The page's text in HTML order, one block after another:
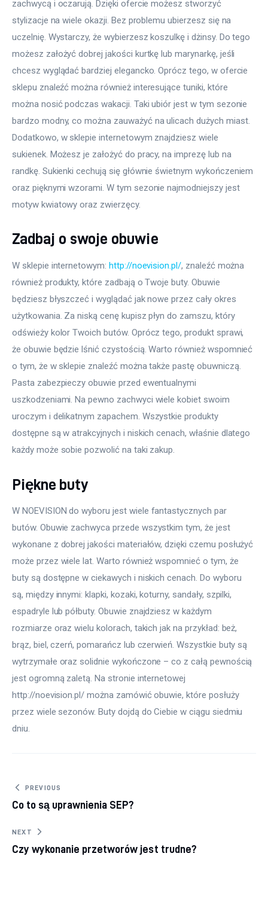
zachwycą i oczarują. Dzięki ofercie możesz stworzyć
stylizacje na wiele okazji. Bez problemu ubierzesz się na
uczelnię. Wystarczy, że wybierzesz koszulkę i dżinsy. Do tego
możesz założyć dobrej jakości kurtkę lub marynarkę, jeśli
chcesz wyglądać bardziej elegancko. Oprócz tego, w ofercie
sklepu znaleźć można również interesujące tuniki, które
można nosić podczas wakacji. Taki ubiór jest w tym sezonie
bardzo modny, co można zauważyć na ulicach dużych miast.
Dodatkowo, w sklepie internetowym znajdziesz wiele
sukienek. Możesz je założyć do pracy, na imprezę lub na
randkę. Sukienki cechują się głównie świetnym wykończeniem
oraz pięknymi wzorami. W tym sezonie najmodniejszy jest
motyw kwiatowy oraz zwierzęcy.
Zadbaj o swoje obuwie
W sklepie internetowym: http://noevision.pl/, znaleźć można
również produkty, które zadbają o Twoje buty. Obuwie
będziesz błyszczeć i wyglądać jak nowe przez cały okres
użytkowania. Za niską cenę kupisz płyn do zamszu, który
odświeży kolor Twoich butów. Oprócz tego, produkt sprawi,
że obuwie będzie lśnić czystością. Warto również wspomnieć
o tym, że w sklepie znaleźć można także pastę obuwniczą.
Pasta zabezpieczy obuwie przed ewentualnymi
uszkodzeniami. Na pewno zachwyci wiele kobiet swoim
uroczym i delikatnym zapachem. Wszystkie produkty
dostępne są w atrakcyjnych i niskich cenach, właśnie dlatego
każdy może sobie pozwolić na taki zakup.
Piękne buty
W NOEVISION do wyboru jest wiele fantastycznych par
butów. Obuwie zachwyca przede wszystkim tym, że jest
wykonane z dobrej jakości materiałów, dzięki czemu posłużyć
może przez wiele lat. Warto również wspomnieć o tym, że
buty są dostępne w ciekawych i niskich cenach. Do wyboru
są, między innymi: klapki, kozaki, koturny, sandały, szpilki,
espadryle lub półbuty. Obuwie znajdziesz w każdym
rozmiarze oraz wielu kolorach, takich jak na przykład: beż,
brąz, biel, czerń, pomarańcz lub czerwień. Wszystkie buty są
wytrzymałe oraz solidnie wykończone – co z całą pewnością
jest ogromną zaletą. Na stronie internetowej
http://noevision.pl/ można zamówić obuwie, które posłuży
przez wiele sezonów. Buty dojdą do Ciebie w ciągu siedmiu
dniu.
Nawigacja wpisu
PREVIOUS
Co to są uprawnienia SEP?
NEXT
Czy wykonanie przetworów jest trudne?